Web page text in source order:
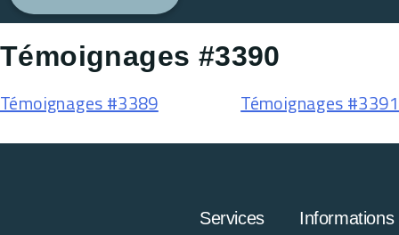
Témoignages #3390
Témoignages #3389 Témoignages #3391
Services
Informations